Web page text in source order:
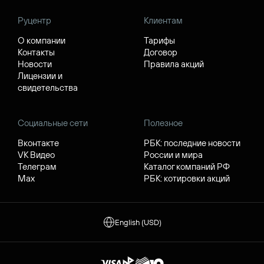
Руцентр
О компании
Контакты
Новости
Лицензии и
свидетельства
Клиентам
Тарифы
Договор
Правила акций
Социальные сети
Вконтакте
VK Видео
Телеграм
Max
Полезное
РБК: последние новости
России и мира
Каталог компаний РФ
РБК: котировки акций
English (USD)